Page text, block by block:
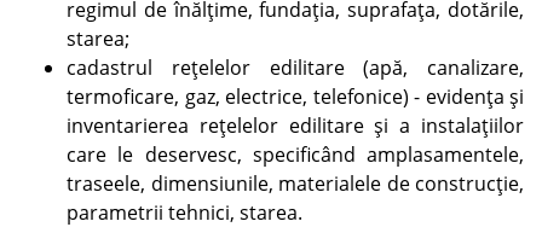
regimul de înălţime, fundaţia, suprafaţa, dotările,
starea;
cadastrul reţelelor edilitare (apă, canalizare,
termoficare, gaz, electrice, telefonice) - evidenţa şi
inventarierea reţelelor edilitare şi a instalaţiilor
care le deservesc, specificând amplasamentele,
traseele, dimensiunile, materialele de construcţie,
parametrii tehnici, starea.